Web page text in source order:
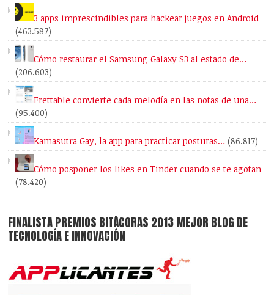
3 apps imprescindibles para hackear juegos en Android
(463.587)
Cómo restaurar el Samsung Galaxy S3 al estado de…
(206.603)
Frettable convierte cada melodía en las notas de una…
(95.400)
Kamasutra Gay, la app para practicar posturas… (86.817)
Cómo posponer los likes en Tinder cuando se te agotan
(78.420)
FINALISTA PREMIOS BITÁCORAS 2013 MEJOR BLOG DE
TECNOLOGÍA E INNOVACIÓN